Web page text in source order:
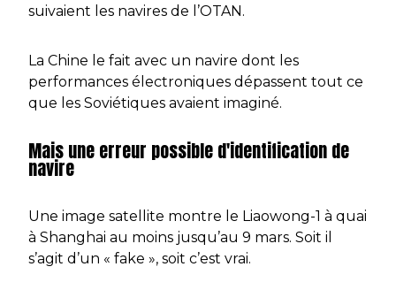
suivaient les navires de l’OTAN.
La Chine le fait avec un navire dont les
performances électroniques dépassent tout ce
que les Soviétiques avaient imaginé.
Mais une erreur possible d'identification de
navire
Une image satellite montre le Liaowong-1 à quai
à Shanghai au moins jusqu’au 9 mars. Soit il
s’agit d’un « fake », soit c’est vrai.